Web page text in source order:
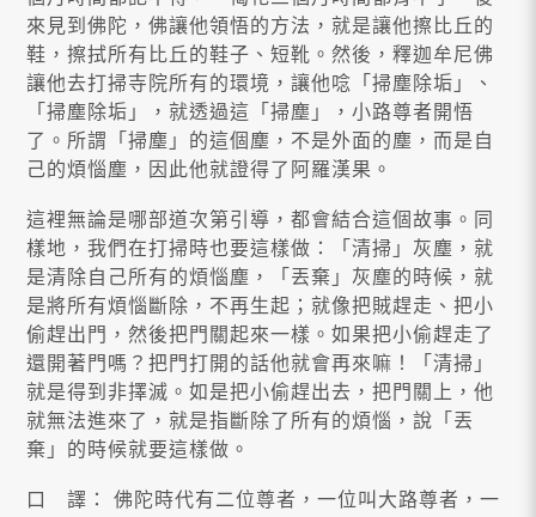
來見到佛陀，佛讓他領悟的方法，就是讓他擦比丘的
鞋，擦拭所有比丘的鞋子、短靴。然後，釋迦牟尼佛
讓他去打掃寺院所有的環境，讓他唸「掃塵除垢」、
「掃塵除垢」，就透過這「掃塵」，小路尊者開悟
了。所謂「掃塵」的這個塵，不是外面的塵，而是自
己的煩惱塵，因此他就證得了阿羅漢果。
這裡無論是哪部道次第引導，都會結合這個故事。同
樣地，我們在打掃時也要這樣做：「清掃」灰塵，就
是清除自己所有的煩惱塵，「丟棄」灰塵的時候，就
是將所有煩惱斷除，不再生起；就像把賊趕走、把小
偷趕出門，然後把門關起來一樣。如果把小偷趕走了
還開著門嗎？把門打開的話他就會再來嘛！「清掃」
就是得到非擇滅。如是把小偷趕出去，把門關上，他
就無法進來了，就是指斷除了所有的煩惱，說「丟
棄」的時候就要這樣做。
口 譯： 佛陀時代有二位尊者，一位叫大路尊者，一